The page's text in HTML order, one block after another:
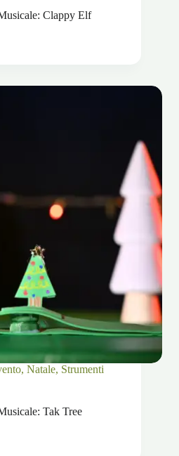
Clappy Elf
, Natale, Strumenti
Tak Tree